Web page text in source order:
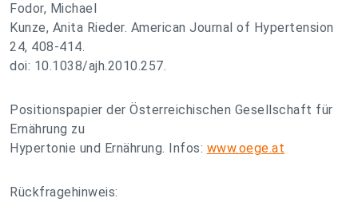
Fodor, Michael
Kunze, Anita Rieder. American Journal of Hypertension
24, 408-414.
doi: 10.1038/ajh.2010.257.
Positionspapier der Österreichischen Gesellschaft für
Ernährung zu
Hypertonie und Ernährung. Infos: www.oege.at
Rückfragehinweis: